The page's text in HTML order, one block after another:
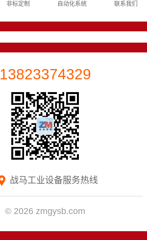
非标定制 自动化系统 联系我们
13823374329
战马工业设备服务热线
© 2026 zmgysb.com